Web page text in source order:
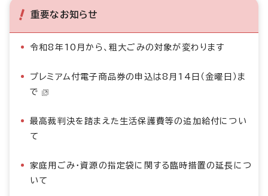
重要なお知らせ
令和8年10月から、粗大ごみの対象が変わります
プレミアム付電子商品券の申込は8月14日（金曜日）ま
で
最高裁判決を踏まえた生活保護費等の追加給付につい
て
家庭用ごみ・資源の指定袋に関する臨時措置の延長につ
いて